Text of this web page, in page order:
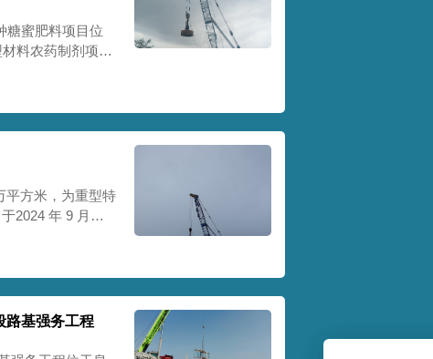
糖蜜肥料项目位
料农药制剂项目
，单独对基础承
平方米，为重型特
2024 年 9 月正
行车轨道的长期
路基强务工程